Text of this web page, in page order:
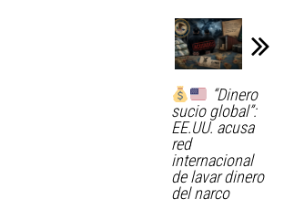
“Dinero
sucio global”:
EE.UU. acusa
red
internacional
de lavar dinero
del narco